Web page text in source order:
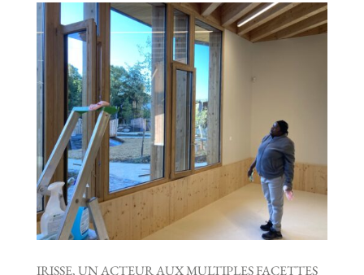
IRISSE, UN ACTEUR AUX MULTIPLES FACETTES